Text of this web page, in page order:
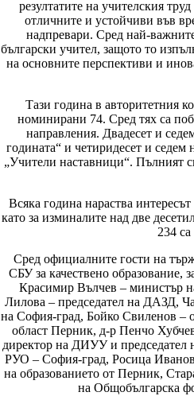
резултатите на учителския
отличните и устойчиви във
надпревари. Сред най-
български учител, защото то
на основните перспективи и
Тази година в авторитетния
номинирани 74. Сред тях са
направления. Двадесет и
годината“ и четиридесет и
„Учители наставници“. Пълният
Всяка година нараства
като за изминалите над две
234
Сред официалните гости на
СБУ за качествено образование,
Красимир Вълчев – министър
Лилова – председател на ДАЗД,
на София-град, Бойко Свиленов –
област Перник, д-р Пенчо
директор на ДИУУ и председател
РУО – София-град, Росица
на образованието от Перник,
на Общобългарска